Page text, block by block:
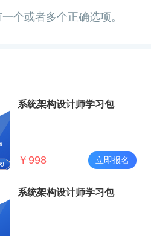
个或者多个正确选项。
系统架构设计师学习包
￥ 998 立即报名
系统架构设计师学习包